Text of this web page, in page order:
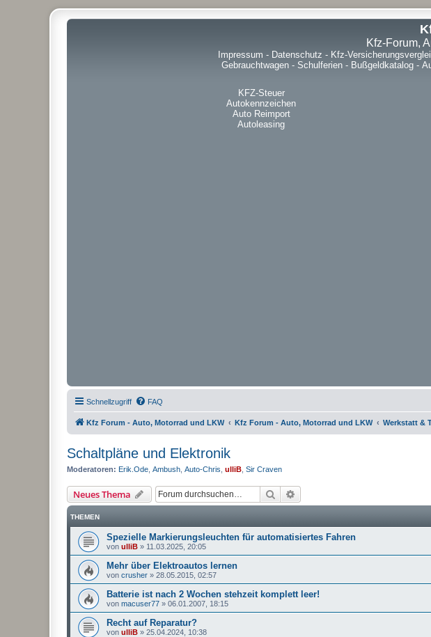
Kfz-Forum,
Impressum - Datenschutz - Kfz-
Gebrauchtwagen - Schulferien - Bußgeldkatalog -
KFZ-Steuer
Autokennzeichen
Auto Reimport
Autoleasing
Schnellzugriff FAQ
Kfz Forum - Auto, Motorrad und LKW Kfz Forum - Auto, Motorrad und LKW Werkstatt &
Schaltpläne und Elektronik
Moderatoren: Erik.Ode Ambush Auto-Chris ulliB Sir Craven
Neues Thema Suche
THEMEN
Spezielle Markierungsleuchten für automatisiertes Fahren
von ulliB » 11.03.2025, 20:05
Mehr über Elektroautos lernen
von crusher » 28.05.2015, 02:57
Batterie ist nach 2 Wochen stehzeit komplett leer!
von macuser77 » 06.01.2007, 18:15
Recht auf Reparatur?
von ulliB » 25.04.2024, 10:38